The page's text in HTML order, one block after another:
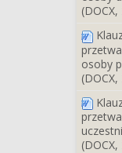
(DOCX,
osoby
(DOCX,
(DOCX,